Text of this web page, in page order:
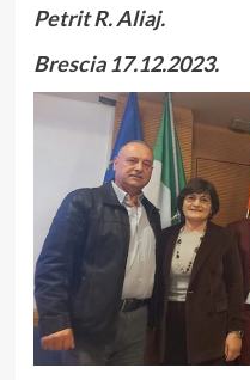
Petrit R. Aliaj.
Brescia 17.12.2023.